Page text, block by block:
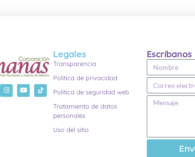
Legales
Transparencia
Política de privacidad
Política de seguridad web
Tratamiento de datos
personales
Uso del sitio
Escríbanos